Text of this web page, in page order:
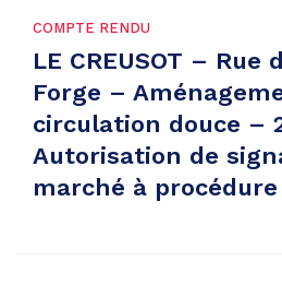
COMPTE RENDU
LE CREUSOT – Rue
Forge –
circulation douce –
Autorisation de
marché à